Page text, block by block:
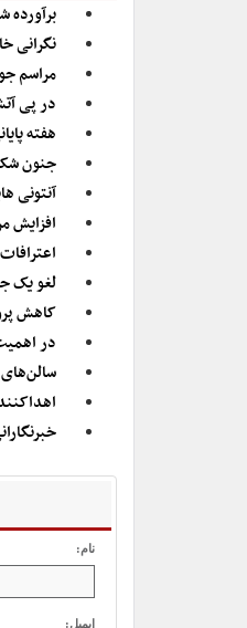
برآورده
نگرانی
مراسم
در پی
هفته
جنون
آنتونی
افزایش
اعترافات
لغو یک
کاهش
در
سالن‌های سینما و تئاتر با
خبرنگارانی که سال ۱۴۰۰
نام:
ایمیل: